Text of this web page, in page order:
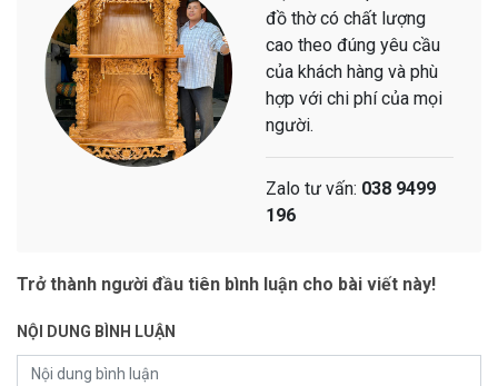
đồ thờ có chất lượng
cao theo đúng yêu cầu
của khách hàng và phù
hợp với chi phí của mọi
người.
Zalo tư vấn: 038 9499
196
Trở thành người đầu tiên bình luận cho bài viết này!
NỘI DUNG BÌNH LUẬN